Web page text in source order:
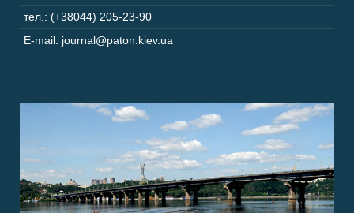
тел.: (+38044) 205-23-90
E-mail: journal@paton.kiev.ua